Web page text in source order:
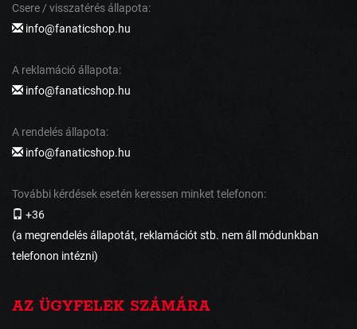
Csere / visszatérés állapota:
info@fanaticshop.hu
A reklamáció állapota:
info@fanaticshop.hu
A rendelés állapota:
info@fanaticshop.hu
További kérdések esetén keressen minket telefonon:
+36
(a megrendelés állapotát, reklamációt stb. nem áll módunkban
telefonon intézni)
AZ ÜGYFELEK SZÁMÁRA